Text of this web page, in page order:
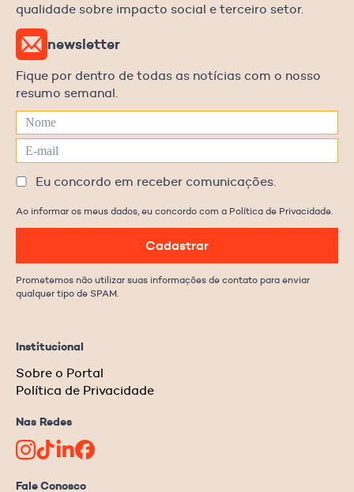
qualidade sobre impacto social e terceiro setor.
Institucional
Sobre o Portal
Política de Privacidade
Nas Redes
Fale Conosco
newsletter
Fique por dentro de todas as notícias com o nosso
resumo semanal.
Eu concordo em receber comunicações.
Ao informar os meus dados, eu concordo com a Política de Privacidade.
Cadastrar
Prometemos não utilizar suas informações de contato para enviar
qualquer tipo de SPAM.